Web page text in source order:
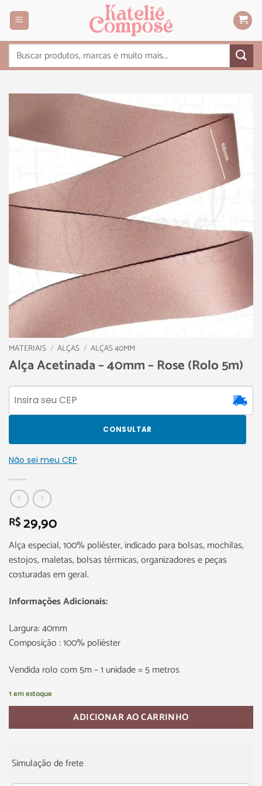
MATERIAIS / ALÇAS / ALÇAS 40MM
Alça Acetinada – 40mm – Rose (Rolo 5m)
CONSULTAR
Não sei meu CEP
R$29,90
Alça especial, 100% poliéster, indicado para bolsas, mochilas,
estojos, maletas, bolsas térmicas, organizadores e peças
costuradas em geral.
Informações Adicionais:
Largura: 40mm
Composição : 100% poliéster
Vendida rolo com 5m – 1 unidade = 5 metros
1 em estoque
ADICIONAR AO CARRINHO
Simulação de frete